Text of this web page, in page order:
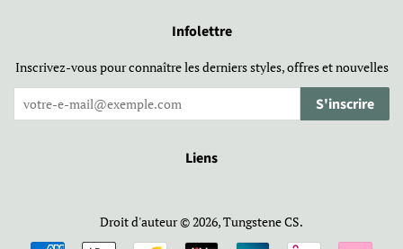
Infolettre
Inscrivez-vous pour connaître les derniers styles, offres et nouvelles
S'inscrire
Liens
Droit d'auteur © 2026,Tungstene CS.